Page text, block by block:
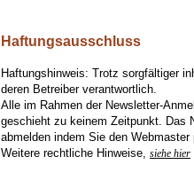
Haftungsausschluss
Haftungshinweis: Trotz sorgfältiger
deren Betreiber verantwortlich.
Alle im Rahmen der Newsletter-
geschieht zu keinem Zeitpunkt. Das
abmelden indem Sie den
Weitere rechtliche Hinweise, siehe hier